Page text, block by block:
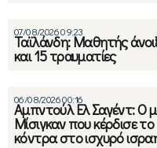
07/08/2026 09:23
Ταϊλάνδη: Μαθητής
και 15 τραυματίες
06/08/2026 00:16
Αμπντούλ Ελ Σαγέντ: Ο
Μίσιγκαν που κέρδισε
κόντρα στο ισχυρό